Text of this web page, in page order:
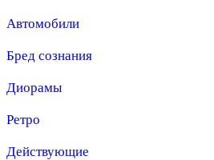
Автомобили
Бред сознания
Диорамы
Ретро
Действующие